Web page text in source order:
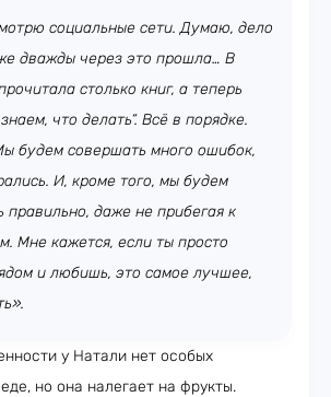
социальные сети. Думаю, дело
дважды через это прошла… В
столько книг, а теперь
что делать“. Всё в порядке.
будем совершать много ошибок,
И, кроме того, мы будем
правильно, даже не прибегая к
Мне кажется, если ты просто
и любишь, это самое лучшее,
у Натали нет особых
но она налегает на фрукты.